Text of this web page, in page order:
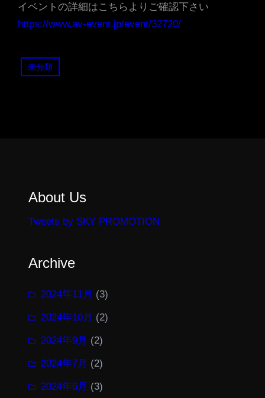
イベントの詳細はこちらよりご確認下さい
https://www.av-event.jp/event/32720/
未分類
About Us
Tweets by SKY PROMOTION
Archive
2024年11月 (3)
2024年10月 (2)
2024年9月 (2)
2024年7月 (2)
2024年6月 (3)